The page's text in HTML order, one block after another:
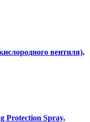
вентиля),
Protection Spray,